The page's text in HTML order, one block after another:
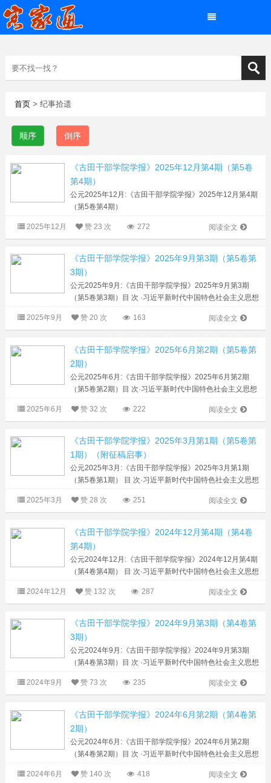
首页> 纪事拾遗
顺序 倒序
《古田干部学院学报》2025年12月第4期（第5卷
第4期）
公元2025年12月:《古田干部学院学报》2025年12月第4期
（第5卷第4期）
目 次
&middot;习近平新时代中国特色社会主义思想研究&middot;
（1）新时代深入推进“风腐同查同治”的基本依据、...
阅读全文
2025年12月 赞 23 次 272
《古田干部学院学报》2025年9月第3期（第5卷第
3期）
公元2025年9月:《古田干部学院学报》2025年9月第3期
（第5卷第3期）目 次 ·习近平新时代中国特色社会主义思想
视 黎世红 陈宣 许伟（8）调查研...
阅读全文
2025年9月 赞20 次 163
《古田干部学院学报》2025年6月第2期（第5卷第
2期）
公元2025年6月:《古田干部学院学报》2025年6月第2期
（第5卷第2期）目 次·习近平新时代中国特色社会主义思想
觉文（9）习近平全面深化改革新思...
阅读全文
2025年6月 赞32 次 222
《古田干部学院学报》2025年3月第1期（第5卷第
1期）（附征稿启事）
公元2025年3月:《古田干部学院学报》2025年3月第1期
（第5卷第1期） 目 次·习近平新时代中国特色社会主义思想
建津 林远航（6）抗洪精神的...
阅读全文
2025年3月 赞28 次 251
《古田干部学院学报》2024年12月第4期（第4卷
第4期）
公元2024年12月:《古田干部学院学报》2024年12月第4期
（第4卷第4期） 目 次·习近平新时代中国特色社会主义思想
治建军的重要论述 朱光立（8...
阅读全文
2024年12月 赞 132 次 287
《古田干部学院学报》2024年9月第3期（第4卷第
3期）
公元2024年9月:《古田干部学院学报》2024年9月第3期
（第4卷第3期）目 次 ·习近平新时代中国特色社会主义思想
帆子（7）习近平生态文明思想的...
阅读全文
2024年9月 赞73 次 235
《古田干部学院学报》2024年6月第2期（第4卷第
2期）
公元2024年6月:《古田干部学院学报》2024年6月第2期
（第4卷第2期）目 次 ·习近平新时代中国特色社会主义思想
内涵、时代价值与实践要求...
阅读全文
2024年6月 赞 140 次 418